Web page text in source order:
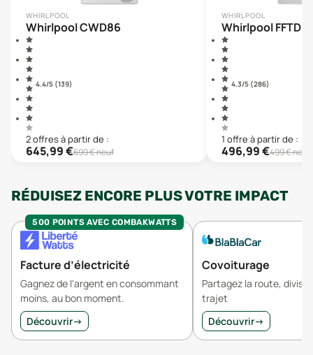
WHIRLPOOL
Whirlpool CWD86
4.4/5 (139)
2offresà partir de :
645,99€699€ neuf
WHIRLPOOL
Whirlpool
4.3/5 (286)
1 offre à partir de :
496,99€499€ neuf
RÉDUISEZ ENCORE PLUS VOTRE IMPACT
500 POINTS AVEC COMBAKWATTS
Facture d’électricité
Gagnez de l'argent en consommant
moins, au bon moment.
Découvrir→
Covoiturage
Partagez la route,
trajet
Découvrir→